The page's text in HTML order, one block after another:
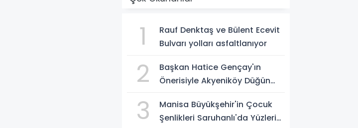
1
Rauf Denktaş ve Bülent Ecevit
Bulvarı yolları asfaltlanıyor
2
Başkan Hatice Gençay'ın
Önerisiyle Akyeniköy Düğün
Ücretsiz
3
Manisa Büyükşehir'in Çocuk
Şenlikleri Saruhanlı'da Yüzleri